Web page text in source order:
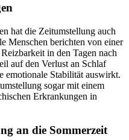
hat die Zeitumstellung auch
Menschen berichten von einer
in den Tagen nach
auf den Verlust an Schlaf
emotionale Stabilität auswirkt.
sogar mit einem
Erkrankungen in
an die Sommerzeit